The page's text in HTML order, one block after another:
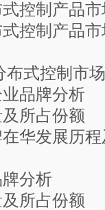
产品市
产品市
式控制市场
牌分析
占份额
历程及
分析
占份额